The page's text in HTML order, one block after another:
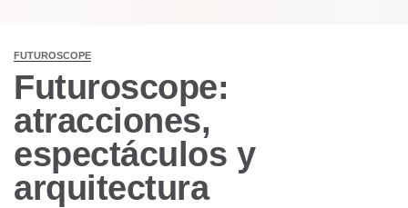
FUTUROSCOPE
Futuroscope:
atracciones,
espectáculos y
arquitectura